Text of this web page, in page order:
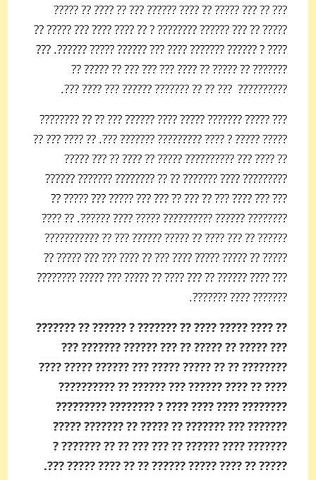
??? ?? ??? ????? ?? ???? ?????? ??? ?? ???? ?? ?????
????? ?? ??? ?????? ????­???? ? ?? ???? ???? ??? ????? ??
???? ? ?????? ??????? ???? ??? ?????? ????? ???­???. ???
??????? ?? ????? ?? ???? ??? ??? ??? ?? ????? ??
??????­???? ??? ?? ?? ???­???? ?????? ??? ???? ???.
??? ????? ??????? ????? ???? ?????? ??? ?? ?? ????????
????? ????? ? ???? ????????? ??????? ???. ?? ???? ??? ??
?? ???? ??? ?????­????? ????? ?? ???? ?? ??? ?????
??????­??? ???? ??????? ?? ?? ????­???? ??????­? ??????
??? ??? ???? ??? ?? ??? ?? ??? ??? ????? ??? ????? ??
?????­??? ?????? ?????????? ????? ???? ­??????. ?? ????
?????? ?? ??? ???? ?? ????? ?????? ??? ?? ???????????
????? ?? ????? ????? ???? ??? ?? ???? ??? ??? ????? ??
??? ???? ?????? ?? ??? ???? ?? ????? ??? ????? ????????
????­??? ???? ???­????.
?? ???? ????? ???? ?? ??????? ? ?????? ?? ??????­?
??? ????? ?? ????? ?? ??? ?????? ???­???? ???
???????­? ?? ?? ????? ????? ??? ?????? ????? ????
???? ?? ???? ?????? ??? ?????? ?? ??????­????
???????? ???? ???? ???? ? ?????­??? ??????­???
???­???? ??? ??????? ?? ????? ?? ??????? ?????
??????? ???? ?????? ?? ??? ??? ?? ?? ??????? ?
????? ?? ???? ????? ?????? ?? ?? ???? ????? ???.